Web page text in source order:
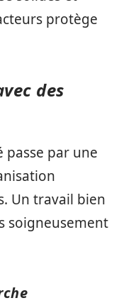
protège
des
passe par une
Un travail bien
soigneusement